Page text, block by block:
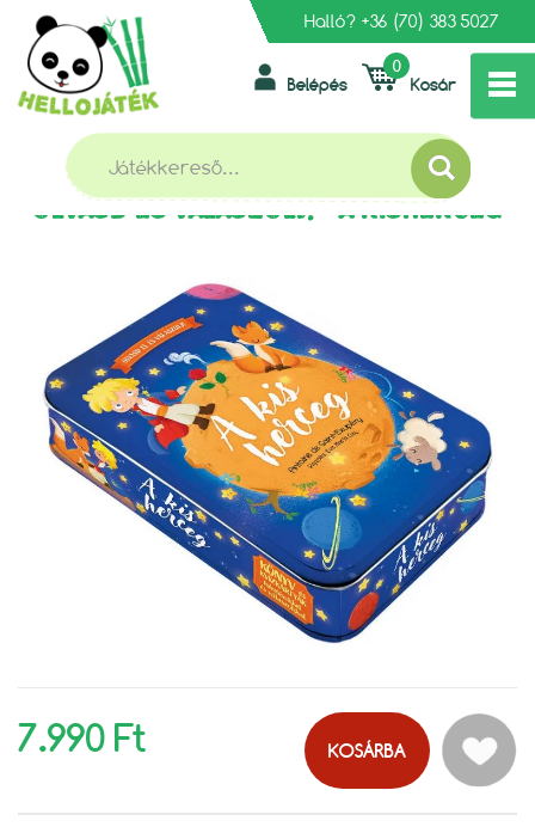
Halló? +36 (70) 383 5027
Kosár
0
Belépés
FŐOLDAL » KÖNYV, FOGLALKOZTATÓ, DIAFILM
FOGLALKOZTATÓ FÜZETEK »
OLVASD ÉS VÁLASZOLJ! - A KISHERCEG
OLVASD ÉS VÁLASZOLJ! - A KISHERCEG
7.990 Ft KOSÁRBA